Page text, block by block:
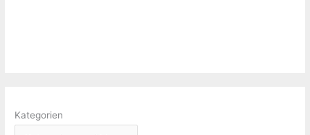
Kategorien